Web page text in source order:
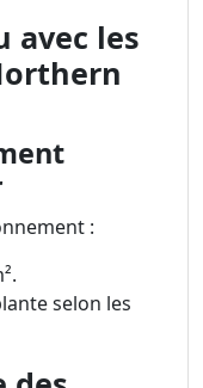
avec les
:
selon les